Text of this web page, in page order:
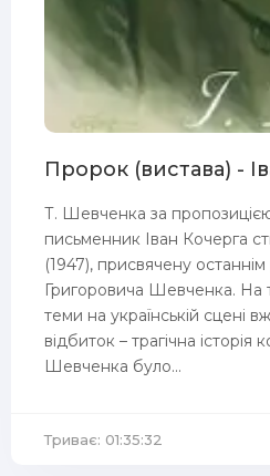
Пророк (вистава) -
Т. Шевченка за
письменник Іван Кочерга
(1947), присвячену
Григоровича Шевченка. На
теми на українській сцені
відбиток – трагічна
Шевченка було...
Триває: 01:35:32